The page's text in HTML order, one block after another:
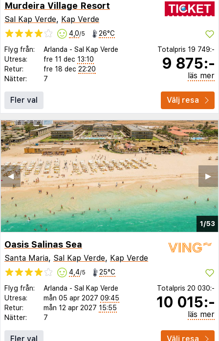
Murdeira Village Resort
Sal Kap Verde, Kap Verde
4,0/5 26°C
Flyg från: Arlanda - Sal Kap Verde
Utresa:
fre 11 dec 13:10
Retur:
fre 18 dec 22:20
Nätter:
7
Totalpris 19 749:-
9 875:-
läs mer
Fler val Välj resa
1/53
▶︎
◀︎
Oasis Salinas Sea
Santa Maria, Sal Kap Verde, Kap Verde
4,4/5 25°C
Flyg från: Arlanda - Sal Kap Verde
Utresa:
mån 05 apr 2027 09:45
Retur:
mån 12 apr 2027 15:55
Nätter:
7
Totalpris 20 030:-
10 015:-
läs mer
Fler val Välj resa